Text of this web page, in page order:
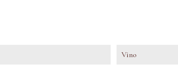
Vino